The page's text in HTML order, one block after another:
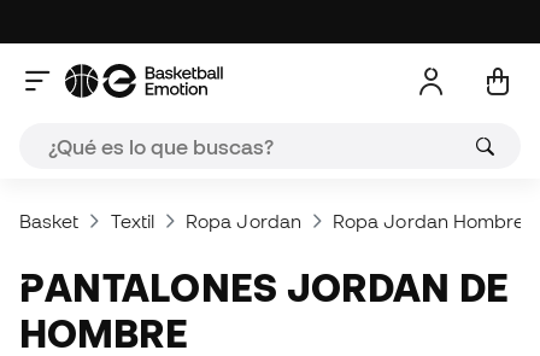
Basket Textil Ropa Jordan Ropa Jordan Hombre
PANTALONES JORDAN DE
HOMBRE